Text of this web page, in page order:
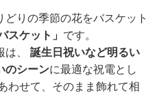
りの季節の花をバスケット
スケット」 です。
は、 誕生日祝いなど明るい
のシーンに最適な祝電とし
わせて、そのまま飾れて相